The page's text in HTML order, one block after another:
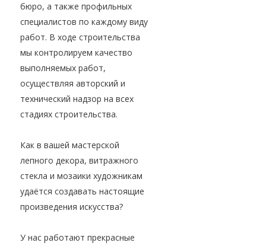
бюро, а также профильных
специалистов по каждому виду
работ. В ходе строительства
мы контролируем качество
выполняемых работ,
осуществляя авторский и
технический надзор на всех
стадиях строительства.
Как в вашей мастерской
лепного декора, витражного
стекла и мозаики художникам
удаётся создавать настоящие
произведения искусства?
У нас работают прекрасные